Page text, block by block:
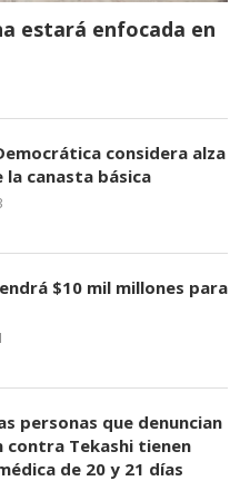
estará enfocada en
considera alza
la canasta básica
$10 mil millones para
personas que denuncian
contra Tekashi tienen
de 20 y 21 días